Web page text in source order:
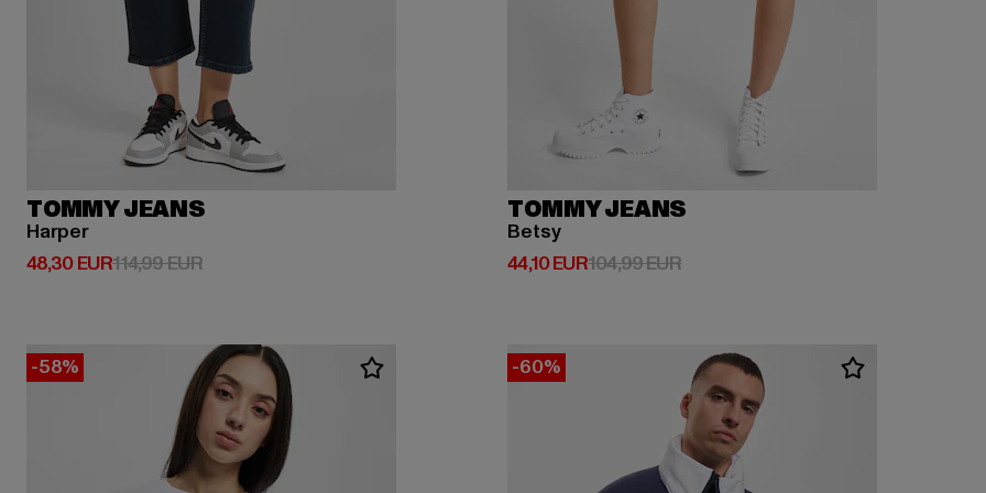
TOMMY JEANS
Harper
48,30 EUR
Derzeitiger Preis: 48,30 EUR
114,99 EURAktionspreis: 114,99 EUR
TOMMY JEANS
Betsy
44,10 EUR
Derzeitiger Preis: 44,10 EUR
104,99 EURAktionspreis: 104,99 EUR
-58% -60%